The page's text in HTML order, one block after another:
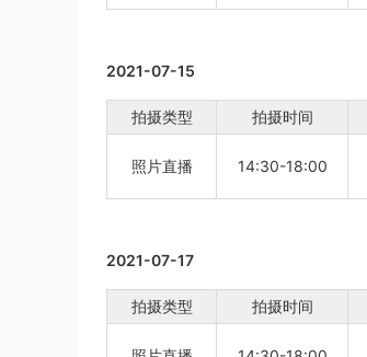
2021-07-15
拍摄类型 拍摄时间
照片直播 14:30-18:00
2021-07-17
拍摄类型 拍摄时间